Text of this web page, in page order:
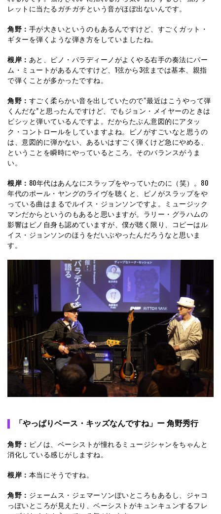
レットに当たるガチガチという音がほぼ出ないんです。
角野： 手が大きいというのもあるんですけど、すごくガット・
ギターを弾くような弾き方をしていましたね。
根岸： あと、ピノ・パラディーノがよくやる右手の奏法にパー
ム・ミュートがあるんですけど、1弦から3弦までは基本、親指
で弾くことが多かったですね。
角野： すごく柔らかい音を出していたので“最近はこうやって弾
くんだな”と思ったんですけど、でもジョン・メイヤーのときは
ビシッと弾いているんですよ。だからたぶん意図的にアタッ
ク・コントロールをしていますよね。ピノがすごいなと思うの
は、意図的に弾かない、あるいはすごく弾くけど急にやめる、
ということを瞬時にやっているところ。そのバランスがうま
い。
根岸： 80年代はあんなにスラップをやっていたのに（笑）。80
年代のポール・ヤングのライヴを聴くと、ピノがスラップをや
っている曲はまるでルイス・ジョンソンですよ。ミュージック
マンだからというのもあると思いますが。ラリー・グラハムの
影響はピノ自身も認めていますが、僕が聴く限り、コピーはル
イス・ジョンソンのほうをだいぶやったんだろうなと思いま
す。
「やっぱりベース・キッズなんですね」ー 角野秀行
角野： ピノは、ベーシストが憧れるミュージシャンをちゃんと
消化している感じがしますね。
根岸： 本当にそうですね。
角野： ジェームス・ジェマーソンぽいところもあるし、ジャコ
っぽいところが見えたり、ベーシストがキュンキュンするフレ